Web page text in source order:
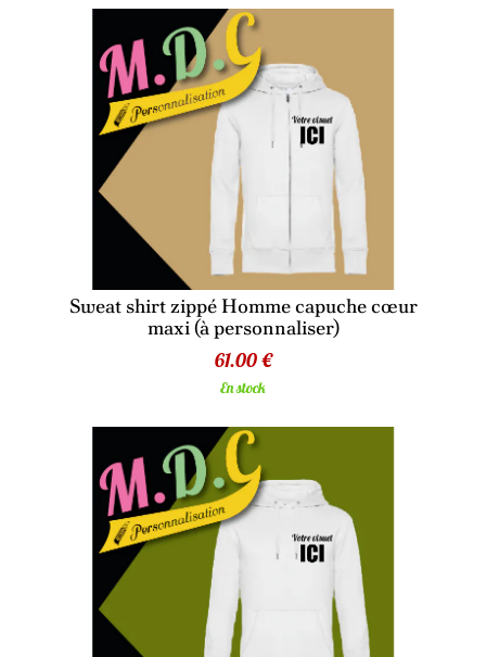
Sweat shirt zippé Homme capuche cœur
maxi (à personnaliser)
61.00 €
En stock